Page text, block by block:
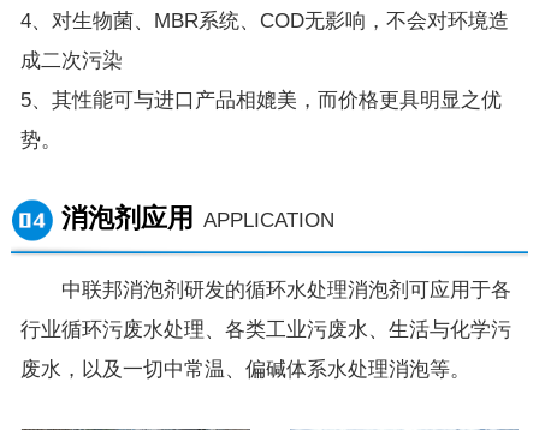
4、对生物菌、MBR系统、COD无影响，不会对环境造
成二次污染
5、其性能可与进口产品相媲美，而价格更具明显之优
势。
消泡剂应用 APPLICATION
中联邦消泡剂研发的循环水处理消泡剂可应用于各
行业循环污废水处理、各类工业污废水、生活与化学污
废水，以及一切中常温、偏碱体系水处理消泡等。